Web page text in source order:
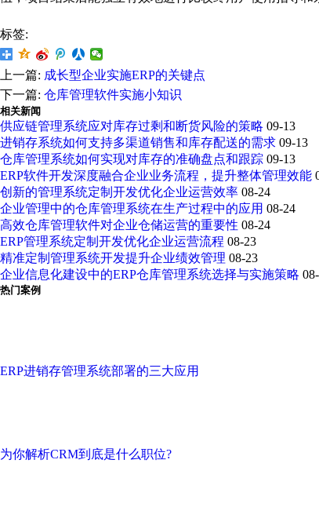
标签:
上一篇: 成长型企业实施ERP的关键点
下一篇: 仓库管理软件实施小知识
相关新闻
供应链管理系统应对库存过剩和断货风险的策略 09-13
进销存系统如何支持多渠道销售和库存配送的需求 09-13
仓库管理系统如何实现对库存的准确盘点和跟踪 09-13
ERP软件开发深度融合企业业务流程，提升整体管理效能
创新的管理系统定制开发优化企业运营效率 08-24
企业管理中的仓库管理系统在生产过程中的应用 08-24
高效仓库管理软件对企业仓储运营的重要性 08-24
ERP管理系统定制开发优化企业运营流程 08-23
精准定制管理系统开发提升企业绩效管理 08-23
企业信息化建设中的ERP仓库管理系统选择与实施策略
热门案例
ERP进销存管理系统部署的三大应用
为你解析CRM到底是什么职位?